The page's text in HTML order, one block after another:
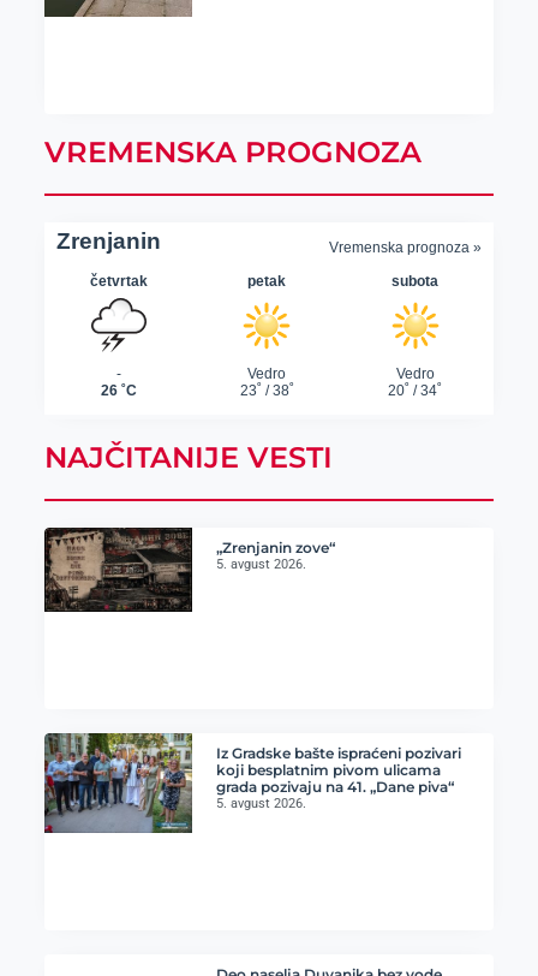
VREMENSKA PROGNOZA
NAJČITANIJE VESTI
„Zrenjanin zove“
5. avgust 2026.
Iz Gradske bašte ispraćeni pozivari
koji besplatnim pivom ulicama
grada pozivaju na 41. „Dane piva“
5. avgust 2026.